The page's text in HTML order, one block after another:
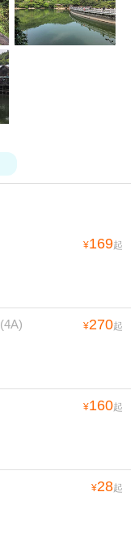
¥169起
(4A) ¥270起
¥160起
¥28起